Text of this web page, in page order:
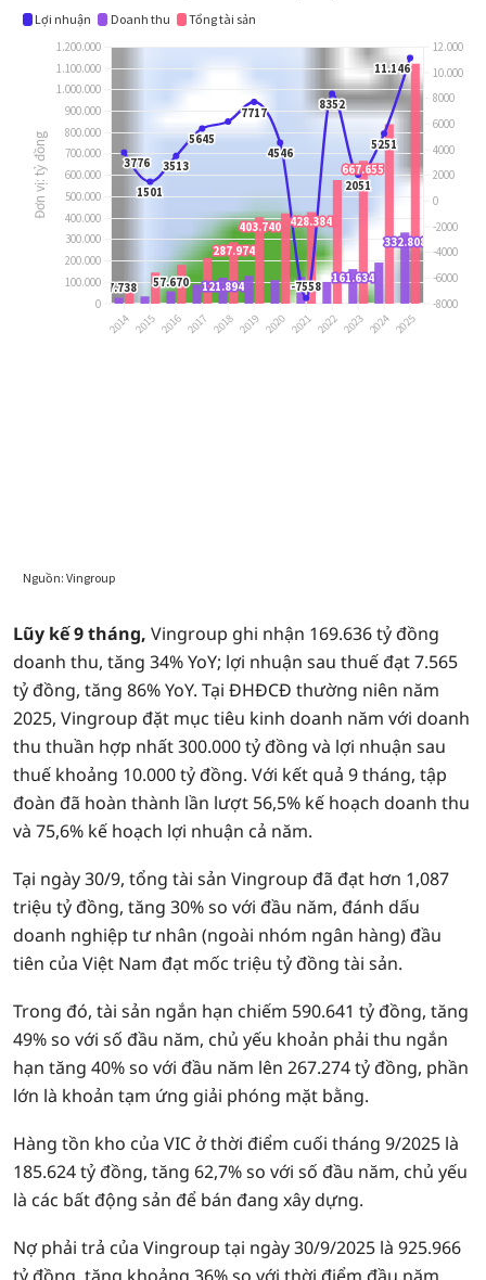
Lũy kế 9 tháng, Vingroup ghi nhận 169.636 tỷ đồng
doanh thu, tăng 34% YoY; lợi nhuận sau thuế đạt 7.565
tỷ đồng, tăng 86% YoY. Tại ĐHĐCĐ thường niên năm
2025, Vingroup đặt mục tiêu kinh doanh năm với doanh
thu thuần hợp nhất 300.000 tỷ đồng và lợi nhuận sau
thuế khoảng 10.000 tỷ đồng. Với kết quả 9 tháng, tập
đoàn đã hoàn thành lần lượt 56,5% kế hoạch doanh thu
và 75,6% kế hoạch lợi nhuận cả năm.
Tại ngày 30/9, tổng tài sản Vingroup đã đạt hơn 1,087
triệu tỷ đồng, tăng 30% so với đầu năm, đánh dấu
doanh nghiệp tư nhân (ngoài nhóm ngân hàng) đầu
tiên của Việt Nam đạt mốc triệu tỷ đồng tài sản.
Trong đó, tài sản ngắn hạn chiếm 590.641 tỷ đồng, tăng
49% so với số đầu năm, chủ yếu khoản phải thu ngắn
hạn tăng 40% so với đầu năm lên 267.274 tỷ đồng, phần
lớn là khoản tạm ứng giải phóng mặt bằng.
Hàng tồn kho của VIC ở thời điểm cuối tháng 9/2025 là
185.624 tỷ đồng, tăng 62,7% so với số đầu năm, chủ yếu
là các bất động sản để bán đang xây dựng.
Nợ phải trả của Vingroup tại ngày 30/9/2025 là 925.966